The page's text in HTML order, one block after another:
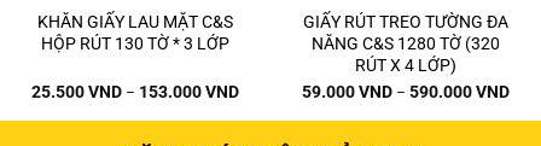
KHĂN GIẤY LAU MẶT C&S
HỘP RÚT 130 TỜ * 3 LỚP
25.500VND – 153.000VNDKhoảng
GIẤY RÚT TREO TƯỜNG ĐA
NĂNG C&S 1280 TỜ (320
RÚT X 4 LỚP)
59.000VND – 590.000VND